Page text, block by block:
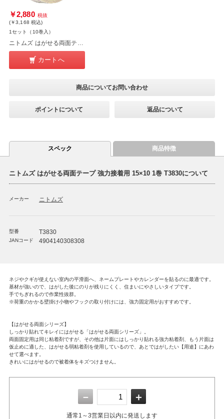
￥2,880 税抜
(￥3,168 税込)
1セット（10巻入）
カートへ
商品についてお問い合わせ
ポイントについて 返品について
スペック 商品特徴
ニトムズ はがせる両面テープ 強力接着用 15×10 1巻 T3830について
メーカー ニトムズ
型番 T3830
JANコード 4904140308308
ネジやクギが使えない室内の平滑面へ、ネームプレートやカレンダーを貼るのに最適です。
基材が強いので、はがした後にのりが残りにくく、住まいにやさしいタイプです。
手でちぎれるので作業性抜群。
※荷重のかかる壁掛け小物やフックの取り付けには、強力固定用がおすすめです。
【はがせる両面シリーズ】
しっかり貼れてキレイにはがせる「はがせる両面シリーズ」。
両面固定用は同じ粘着剤ですが、その他は片面にはしっかり貼れる強力粘着剤、もう片面は
仮止めに適した、はがせる弱粘着剤を使用しているので、あとではがしたい【用途】にあわ
せて選べます。
きれいにはがせるので被着体をキズつけません。
－ ＋
通常1～3営業日以内に発送します